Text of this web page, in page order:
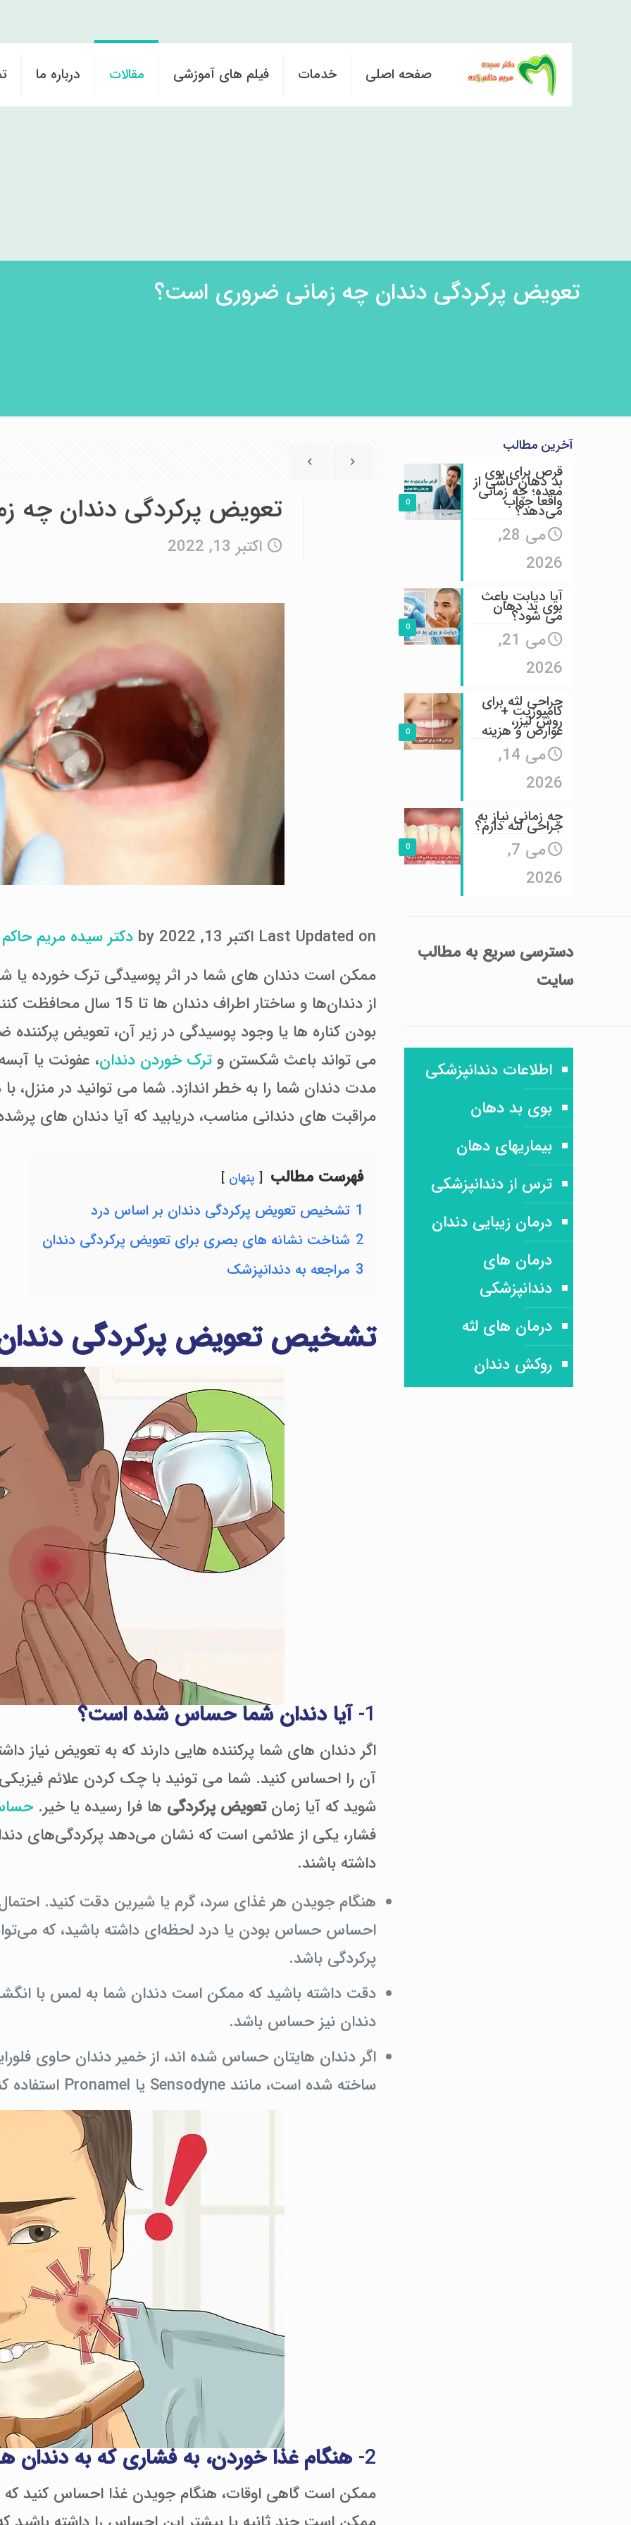
صفحه اصلی خدمات فیلم های آموزشی مقالات درباره ما
تعویض پرکردگی دندان چه زمانی ضروری است؟
تعویض پرکردگی دندان چه
اکتبر 13, 2022
Last Updated on اکتبر 13, 2022 by
دکتر سیده مریم حاکم
ممکن است دندان های شما در اثر پوسیدگی ترک خورده یا
از دندان‌ها و ساختار اطراف
بودن کناره ها یا وجود پوسیدگی در زیر آن، تعویض
می تواند باعث شکستن و ترک خوردن دندان، عفونت یا
مدت دندان شما را به خطر اندازد. شما می توانید در منزل، با
مراقبت های دندانی مناسب، دریابید که آیا دندان های
فهرست مطالب پنهان
1 تشخیص تعویض پرکردگی دندان بر اساس درد
2 شناخت نشانه های بصری برای تعویض پرکردگی دندان
3 مراجعه به دندانپزشک
تشخیص تعویض پرکردگی
1- آیا دندان شما حساس شده است؟
اگر دندان های شما پرکننده هایی دارند که به تعویض نیاز
آن را احساس کنید. شما می تونید با چک کردن علائم
شوید که آیا زمانتعویض پرکردگی ها فرا رسیده یا خیر.
فشار، یکی از علائمی است که نشان می‌دهد پرکردگی‌های
داشته باشند.
هنگام جویدن هر غذای سرد، گرم یا شیرین دقت کنید.
احساس حساس بودن یا درد لحظه‌ای داشته باشید، که
پرکردگی باشد.
دقت داشته باشید که ممکن است دندان شما به لمس با
دندان نیز حساس باشد.
اگر دندان هایتان حساس شده اند، از خمیر دندان حاوی
ساخته شده است، مانند Sensodyne یا Pronamel استفاده کنید.
2- هنگام غذا خوردن، به فشاری که به دندان
ممکن است گاهی اوقات، هنگام جویدن غذا احساس کنید که
آخرین مطالب
0
قرص برای بوی
بد دهان ناشی از
معده؛ چه زمانی
واقعاً جواب
می‌دهد؟
می 28,
2026
0
آیا دیابت باعث
بوی بد دهان
می شود؟
می 21,
2026
0
جراحی لثه برای
کامپوزیت +
روش لیزر،
عوارض و هزینه
می 14,
2026
0
چه زمانی نیاز به
جراحی لثه دارم؟
می 7,
2026
دسترسی سریع به مطالب
سایت
اطلاعات دندانپزشکی
بوی بد دهان
بیماریهای دهان
ترس از دندانپزشکی
درمان زیبایی دندان
درمان های
دندانپزشکی
درمان های لثه
روکش دندان